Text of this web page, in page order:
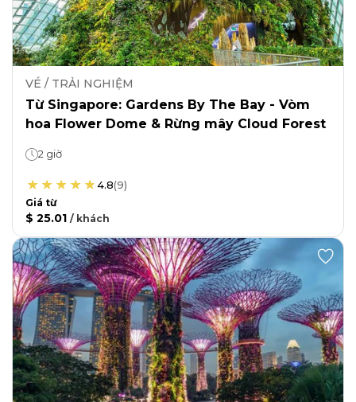
VÉ / TRẢI NGHIỆM
Từ Singapore: Gardens By The Bay - Vòm
hoa Flower Dome & Rừng mây Cloud Forest
2 giờ
4.8(9)
Giá từ
$ 25.01 / khách